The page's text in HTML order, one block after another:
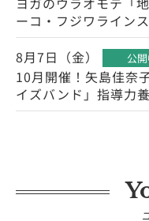
ーコ・フジワライン
8月7日（金）
公
10月開催！矢島佳奈
イズバンド」指導力